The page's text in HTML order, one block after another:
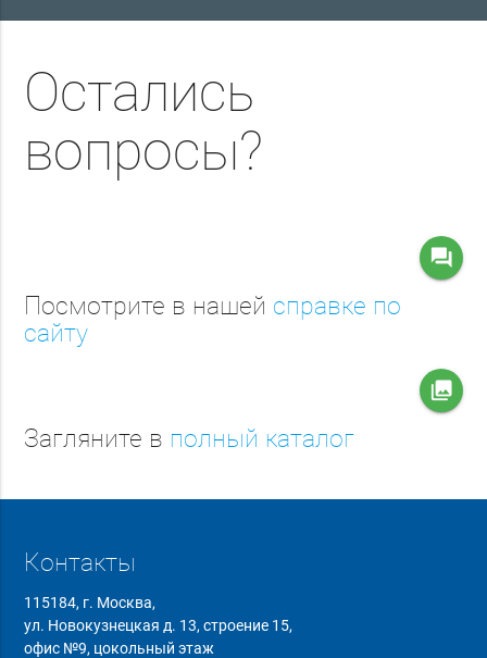
Остались
вопросы?
question_answer
Посмотрите в нашей справке по
сайту
collections
Загляните в полный каталог
Контакты
115184, г. Москва,
ул. Новокузнецкая д. 13, строение 15,
офис №9, цокольный этаж